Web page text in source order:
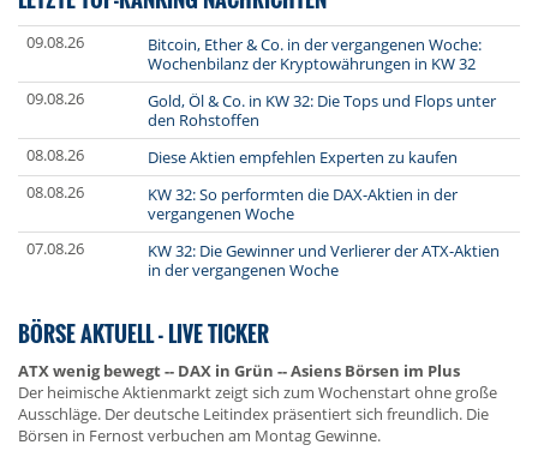
09.08.26
Bitcoin, Ether & Co. in der vergangenen Woche:
Wochenbilanz der Kryptowährungen in KW 32
09.08.26
Gold, Öl & Co. in KW 32: Die Tops und Flops unter
den Rohstoffen
08.08.26
Diese Aktien empfehlen Experten zu kaufen
08.08.26
KW 32: So performten die DAX-Aktien in der
vergangenen Woche
07.08.26
KW 32: Die Gewinner und Verlierer der ATX-Aktien
in der vergangenen Woche
BÖRSE AKTUELL - LIVE TICKER
ATX wenig bewegt -- DAX in Grün -- Asiens Börsen im Plus
Der heimische Aktienmarkt zeigt sich zum Wochenstart ohne große
Ausschläge. Der deutsche Leitindex präsentiert sich freundlich. Die
Börsen in Fernost verbuchen am Montag Gewinne.